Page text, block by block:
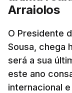
Arraiolos
O Presidente
Sousa, chega
será a sua
este ano
internacional